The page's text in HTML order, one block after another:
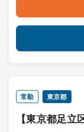
常勤 東京都
【東京都足立